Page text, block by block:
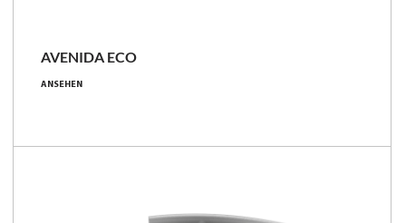
AVENIDA ECO
ANSEHEN